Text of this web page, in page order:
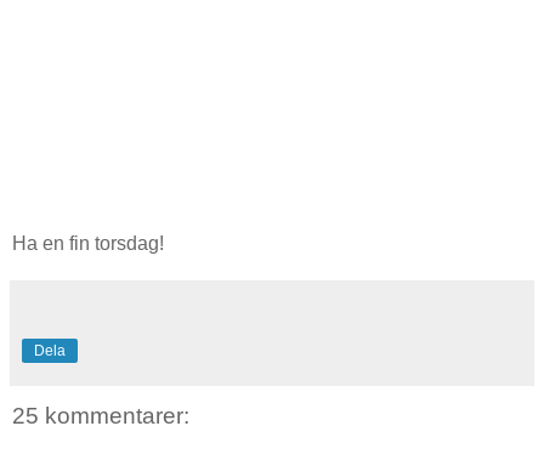
Ha en fin torsdag!
Dela
25 kommentarer: